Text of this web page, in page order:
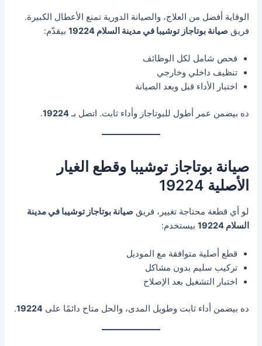
الوقاية أفضل من العلاج، والصيانة الدورية تمنع الأعطال الكبيرة.
فريقصيانة بوتاجاز توشيبا في مدينة السلام 19224 بيقدّم:
فحص شامل لكل الوظائف
تنظيف داخلي وخارجي
اختبار الأداء قبل وبعد الصيانة
ده بيضمن عمر أطول للبوتاجاز وأداء ثابت. اتصل بـ19224
.
صيانة بوتاجاز توشيبا وقطع الغيار
الأصلية 19224
لو أي قطعة محتاجة تغيير، فريقصيانة بوتاجاز توشيبا في مدينة
السلام 19224
بيستخدم:
قطع أصلية متوافقة مع الموديل
تركيب سليم بدون مشاكل
اختبار التشغيل بعد الإصلاح
ده بيضمن أداء ثابت وطويل المدى، والحل متاح دائمًا على19224
.